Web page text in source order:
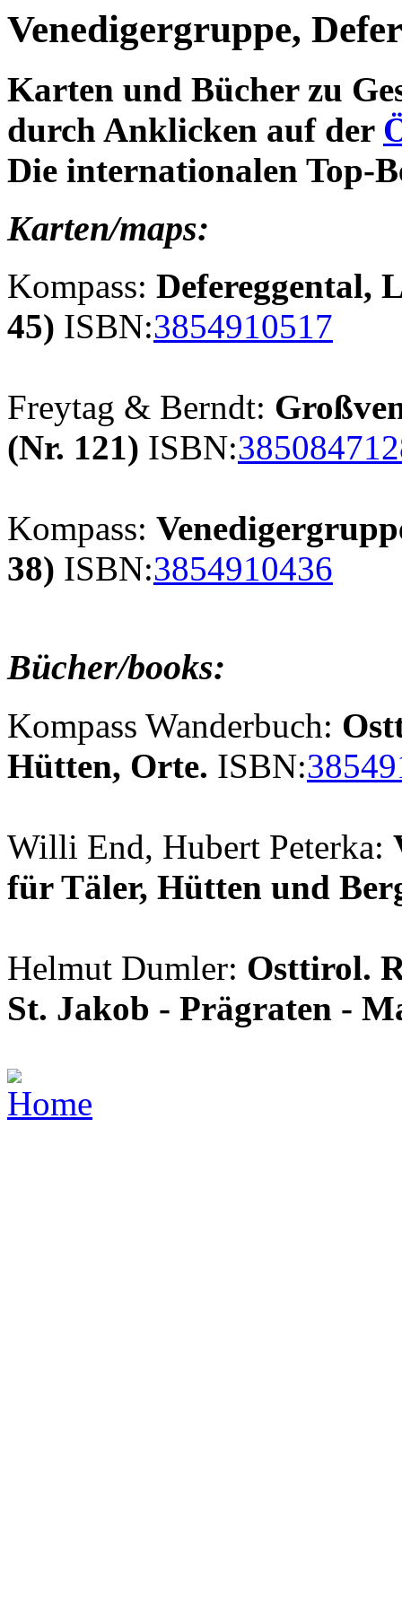
Venedigergruppe,
Karten und Bücher zu
durch Anklicken auf der
Die internationalen Top-
Karten/maps:
Kompass: Defereggental,
45) ISBN:3854910517
Freytag & Berndt:
(Nr. 121) ISBN:
Kompass:
38) ISBN:3854910436
Bücher/books:
Kompass Wanderbuch:
Hütten, Orte. ISBN:
Willi End, Hubert Peterka:
für Täler, Hütten und
Helmut Dumler: Osttirol.
St. Jakob - Prägraten -